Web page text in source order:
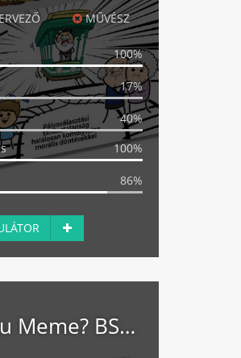
MŰVÉSZ
100%
17%
40%
100%
86%
What Do You Meme? BSFW Edition